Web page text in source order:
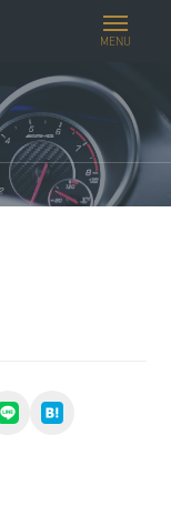
MENU
line